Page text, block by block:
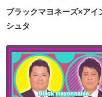
ブラックマヨネーズ×アイ
シュタ